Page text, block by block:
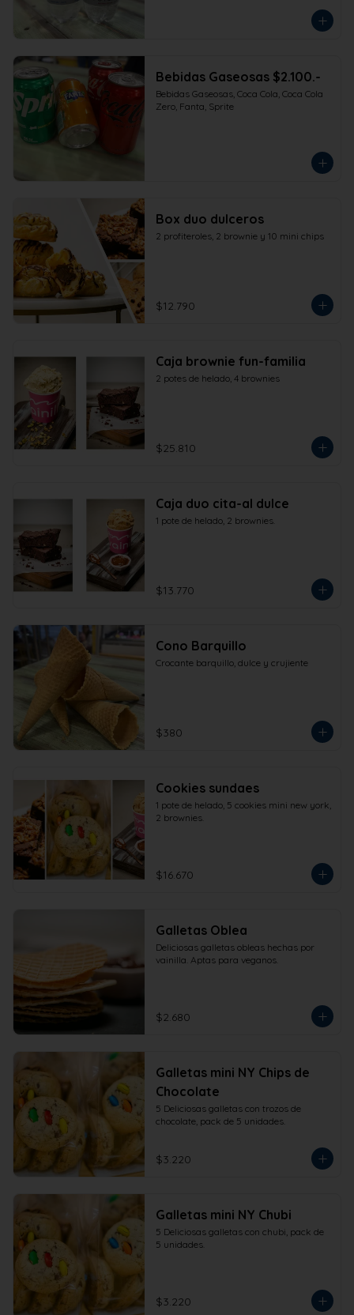
Bebidas Gaseosas $2.100.-
Bebidas Gaseosas, Coca Cola, Coca Cola
Zero, Fanta, Sprite
Box duo dulceros
2 profiteroles, 2 brownie y 10 mini chips
$12.790
Caja brownie fun-familia
2 potes de helado, 4 brownies
$25.810
Caja duo cita-al dulce
1 pote de helado, 2 brownies.
$13.770
Cono Barquillo
Crocante barquillo, dulce y crujiente
$380
Cookies sundaes
1 pote de helado, 5 cookies mini new york,
2 brownies.
$16.670
Galletas Oblea
Deliciosas galletas obleas hechas por
vainilla. Aptas para veganos.
$2.680
Galletas mini NY Chips de
Chocolate
5 Deliciosas galletas con trozos de
chocolate, pack de 5 unidades.
$3.220
Galletas mini NY Chubi
5 Deliciosas galletas con chubi, pack de
5 unidades.
$3.220